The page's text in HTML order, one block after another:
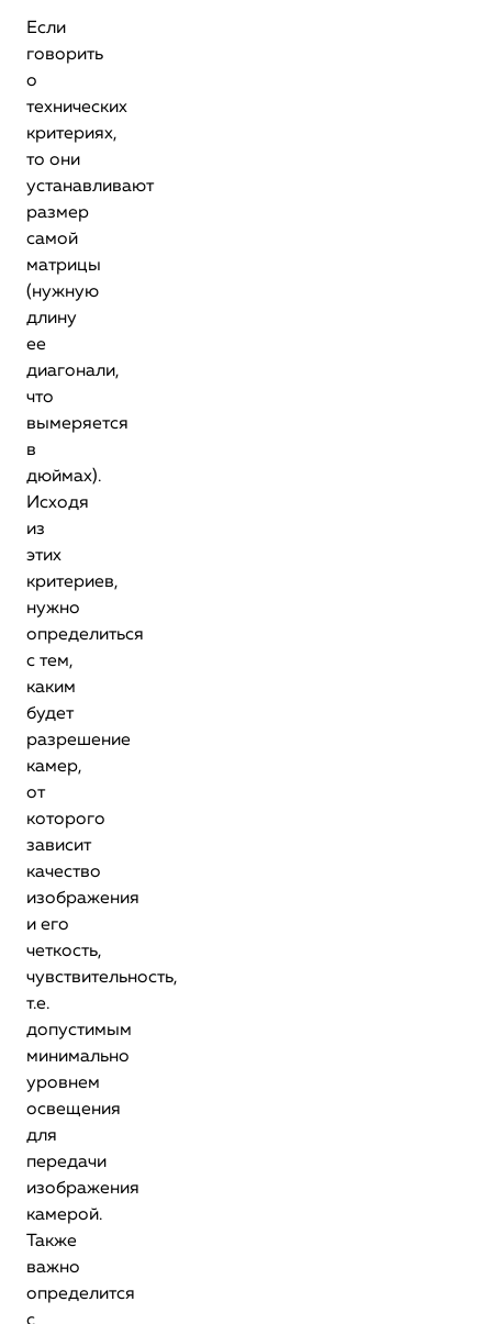
Если
говорить
о
технических
критериях,
то они
устанавливают
размер
самой
матрицы
(нужную
длину
ее
диагонали,
что
вымеряется
в
дюймах).
Исходя
из
этих
критериев,
нужно
определиться
с тем,
каким
будет
разрешение
камер,
от
которого
зависит
качество
изображения
и его
четкость,
чувствительность,
т.е.
допустимым
минимально
уровнем
освещения
для
передачи
изображения
камерой.
Также
важно
определится